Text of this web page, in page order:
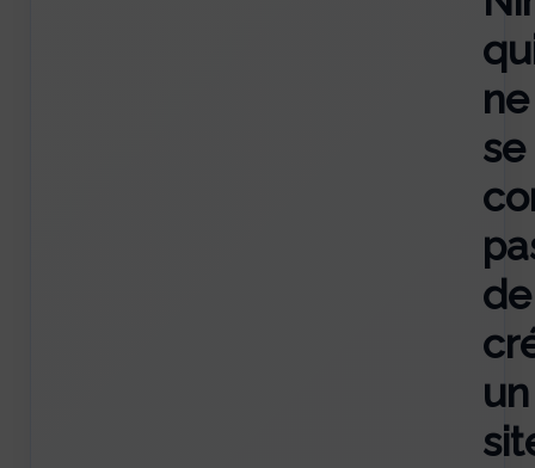
ne
se
de
un